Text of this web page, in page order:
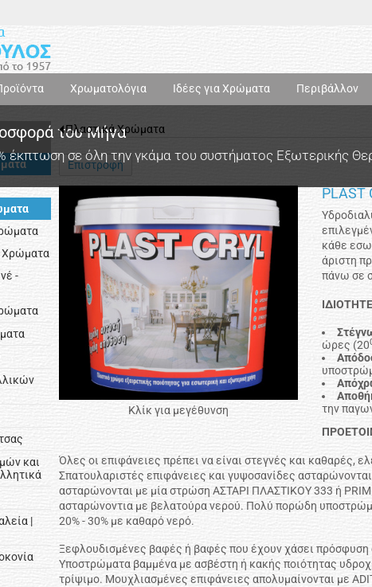
Χρωματολόγια Ιδέες για Χρώματα Περιβάλλον
του Μήνα
έκπτωση σε όλη την γκάμα του συστήματος Εξωτερικής
Χρώματα
-
και
|
Πλαστικά Χρώματα
Επιστροφή
Κλίκ για μεγέθυνση
PLAST
κάθε
άριστη
πάνω σε
ώρες (20
την
Όλες οι επιφάνειες πρέπει να είναι στεγνές και καθαρές,
Σπατουλαριστές επιφάνειες και γυψοσανίδες
ασταρώνονται με μία στρώση ΑΣΤΑΡΙ ΠΛΑΣΤΙΚΟΥ 333 ή
ασταρώνοντια με βελατούρα νερού. Πολύ πορώδη
20% - 30% με καθαρό νερό.
Ξεφλουδισμένες βαφές ή βαφές που έχουν χάσει πρόσφυση
Υποστρώματα βαμμένα με ασβέστη ή κακής ποιότητας
τρίψιμο. Μουχλιασμένες επιφάνειες απολυμαίνονται με